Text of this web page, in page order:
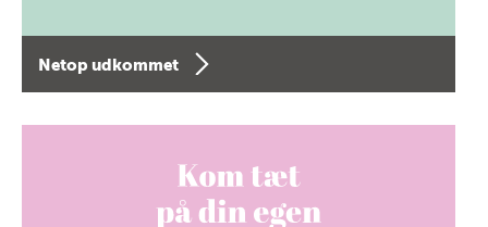
Netop udkommet